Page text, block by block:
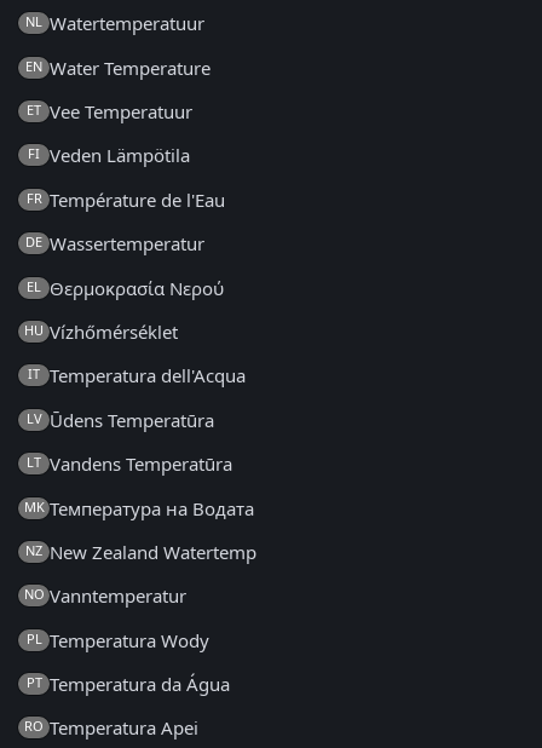
NL Watertemperatuur
EN Water Temperature
ET Vee Temperatuur
FI Veden Lämpötila
FR Température de l'Eau
DE Wassertemperatur
EL Θερμοκρασία Νερού
HU Vízhőmérséklet
IT Temperatura dell'Acqua
LV Ūdens Temperatūra
LT Vandens Temperatūra
MK Температура на Водата
NZ New Zealand Watertemp
NO Vanntemperatur
PL Temperatura Wody
PT Temperatura da Água
RO Temperatura Apei